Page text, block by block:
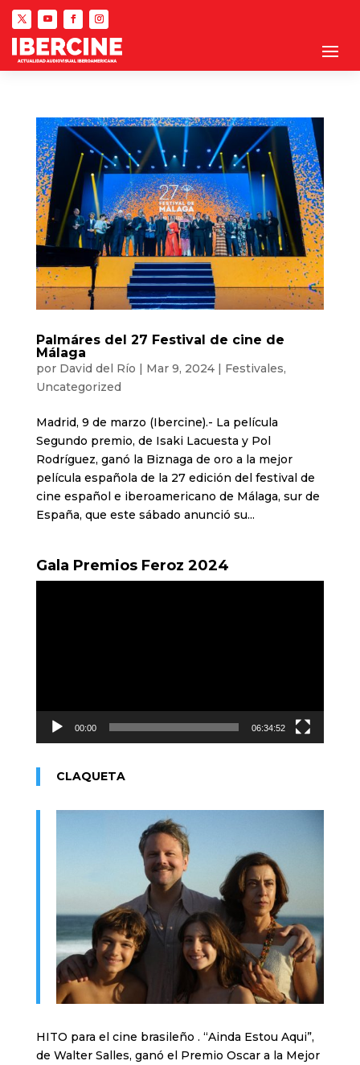
Palmáres del 27 Festival de cine de
Málaga
por David del Río | Mar 9, 2024| Festivales,
Uncategorized
Madrid, 9 de marzo (Ibercine).- La película
Segundo premio, de Isaki Lacuesta y Pol
Rodríguez, ganó la Biznaga de oro a la mejor
película española de la 27 edición del festival de
cine español e iberoamericano de Málaga, sur de
España, que este sábado anunció su...
Gala Premios Feroz 2024
00:00 06:34:52
CLAQUETA
HITO para el cine brasileño . “Ainda Estou Aqui”,
de Walter Salles, ganó el Premio Oscar a la Mejor